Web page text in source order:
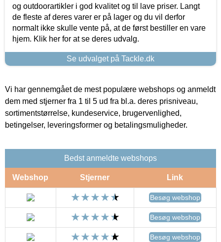
og outdoorartikler i god kvalitet og til lave priser. Langt
de fleste af deres varer er på lager og du vil derfor
normalt ikke skulle vente på, at de først bestiller en vare
hjem. Klik her for at se deres udvalg.
Se udvalget på Tackle.dk
Vi har gennemgået de mest populære webshops og anmeldt
dem med stjerner fra 1 til 5 ud fra bl.a. deres prisniveau,
sortimentstørrelse, kundeservice, brugervenlighed,
betingelser, leveringsformer og betalingsmuligheder.
Bedst anmeldte webshops
Webshop Stjerner Link
Besøg webshop
Besøg webshop
Besøg webshop